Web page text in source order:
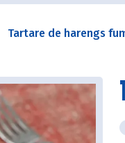
Tartare de harengs